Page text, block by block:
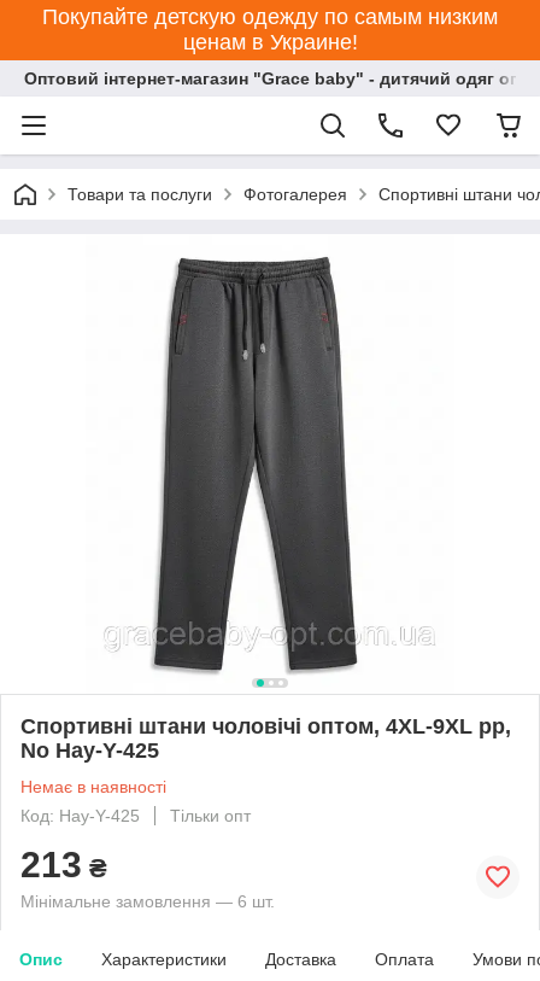
Покупайте детскую одежду по самым низким
ценам в Украине!
Оптовий інтернет-магазин "Grace baby" - дитячий одяг
Товари та послуги Фотогалерея Спортивні штани
Спортивні штани чоловічі оптом, 4XL-9XL рр,
No Hay-Y-425
Немає в наявності
Код: Hay-Y-425
Тільки опт
213 ₴
Мінімальне замовлення — 6 шт.
Опис Характеристики Доставка Оплата Умови